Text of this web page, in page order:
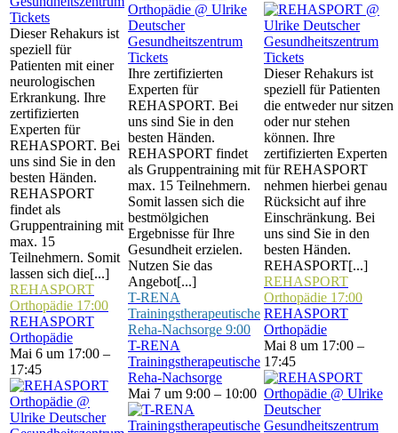
Tickets
Dieser Rehakurs ist
speziell für
Patienten mit einer
neurologischen
Erkrankung. Ihre
zertifizierten
Experten für
REHASPORT. Bei
uns sind Sie in den
besten Händen.
REHASPORT
findet als
Gruppentraining mit
max. 15
Teilnehmern. Somit
lassen sich die[...]
REHASPORT
Orthopädie 17:00
REHASPORT
Orthopädie
Mai 6 um 17:00 –
17:45
Tickets
Ihre zertifizierten
Experten für
REHASPORT. Bei
uns sind Sie in den
besten Händen.
REHASPORT findet
als Gruppentraining mit
max. 15 Teilnehmern.
Somit lassen sich die
bestmölgichen
Ergebnisse für Ihre
Gesundheit erzielen.
Nutzen Sie das
Angebot[...]
T-RENA
Trainingstherapeutische
Reha-Nachsorge 9:00
T-RENA
Trainingstherapeutische
Reha-Nachsorge
Mai 7 um 9:00 – 10:00
Tickets
Dieser Rehakurs ist
speziell für Patienten
die entweder nur sitzen
oder nur stehen
können. Ihre
zertifizierten Experten
für REHASPORT
nehmen hierbei genau
Rücksicht auf ihre
Einschränkung. Bei
uns sind Sie in den
besten Händen.
REHASPORT[...]
REHASPORT
Orthopädie 17:00
REHASPORT
Orthopädie
Mai 8 um 17:00 –
17:45